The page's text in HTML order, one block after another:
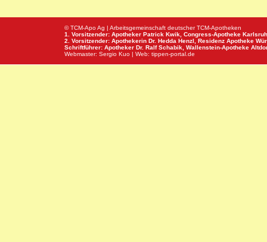
© TCM-Apo Ag | Arbeitsgemeinschaft deutscher TCM-Apotheken
1. Vorsitzender: Apotheker Patrick Kwik, Congress-Apotheke
2. Vorsitzender: Apothekerin Dr. Hedda Henzl, Residenz Apotheke
Schriftführer: Apotheker Dr. Ralf Schabik, Wallenstein-Apotheke
Webmaster: Sergio Kuo | Web: tippen-portal.de